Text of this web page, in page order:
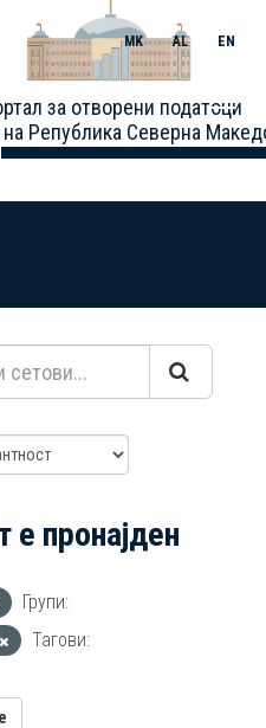
за отворени податоци
Република Северна
MK AL EN
Toggle
е пронајден
Групи:
Тагови: